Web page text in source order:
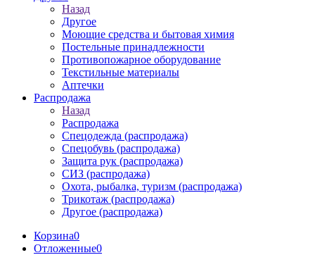
Назад
Другое
Моющие средства и бытовая химия
Постельные принадлежности
Противопожарное оборудование
Текстильные материалы
Аптечки
Распродажа
Назад
Распродажа
Спецодежда (распродажа)
Спецобувь (распродажа)
Защита рук (распродажа)
СИЗ (распродажа)
Охота, рыбалка, туризм (распродажа)
Трикотаж (распродажа)
Другое (распродажа)
Корзина0
Отложенные0